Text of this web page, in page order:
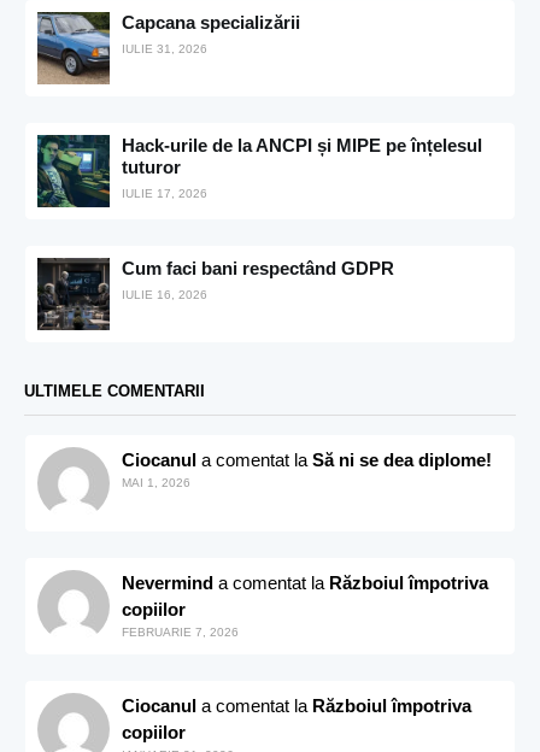
Capcana specializării
IULIE 31, 2026
Hack-urile de la ANCPI și MIPE pe înțelesul
tuturor
IULIE 17, 2026
Cum faci bani respectând GDPR
IULIE 16, 2026
ULTIMELE COMENTARII
Ciocanul a comentat la Să ni se dea diplome!
MAI 1, 2026
Nevermind a comentat la Războiul împotriva
copiilor
FEBRUARIE 7, 2026
Ciocanul a comentat la Războiul împotriva
copiilor